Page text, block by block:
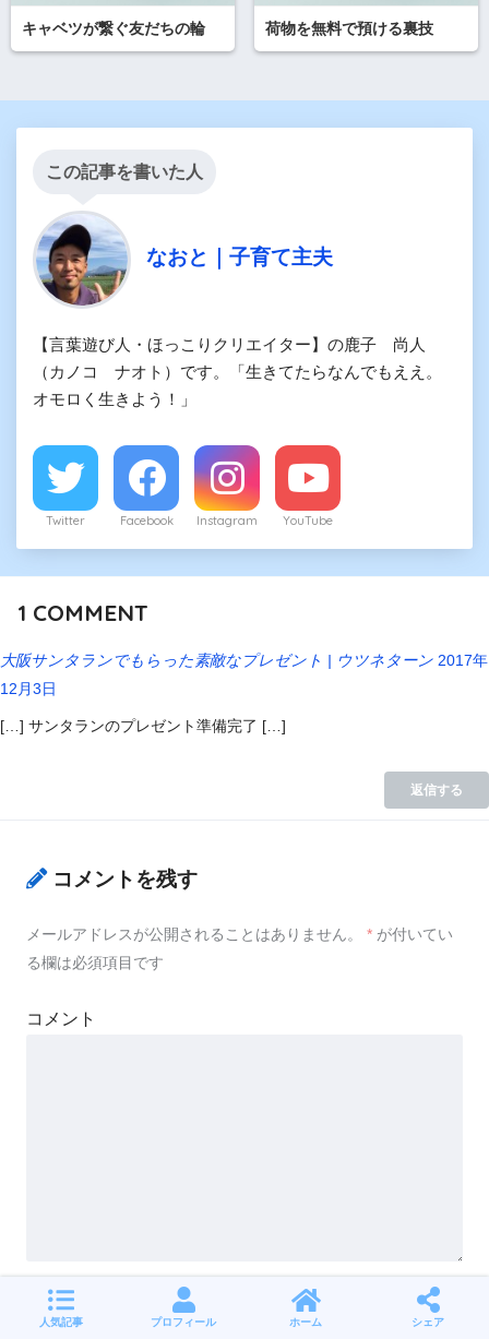
キャベツが繋ぐ友だちの輪 荷物を無料で預ける裏技
この記事を書いた人
なおと｜子育て主夫
【言葉遊び人・ほっこりクリエイター】の鹿子 尚人
（カノコ ナオト）です。「生きてたらなんでもええ。
オモロく生きよう！」
Twitter Facebook Instagram YouTube
1 COMMENT
大阪サンタランでもらった素敵なプレゼント | ウツネターン 2017年
12月3日
[…] サンタランのプレゼント準備完了 […]
返信する
コメントを残す
メールアドレスが公開されることはありません。 * が付いてい
る欄は必須項目です
コメント
名前*
人気記事 プロフィール ホーム シェア